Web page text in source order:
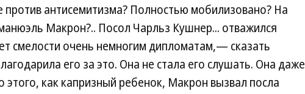
антисемитизма? Полностью мобилизовано? На
Макрон?.. Посол Чарльз Кушнер... отважился
смелости очень немногим дипломатам,— сказать
его за это. Она не стала его слушать. Она даже
этого, как капризный ребенок, Макрон вызвал посла